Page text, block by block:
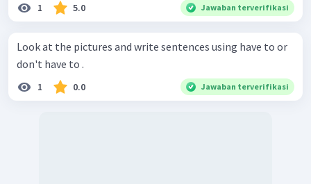
1 5.0 Jawaban terverifikasi
Look at the pictures and write sentences using have to or
don't have to .
1 0.0 Jawaban terverifikasi